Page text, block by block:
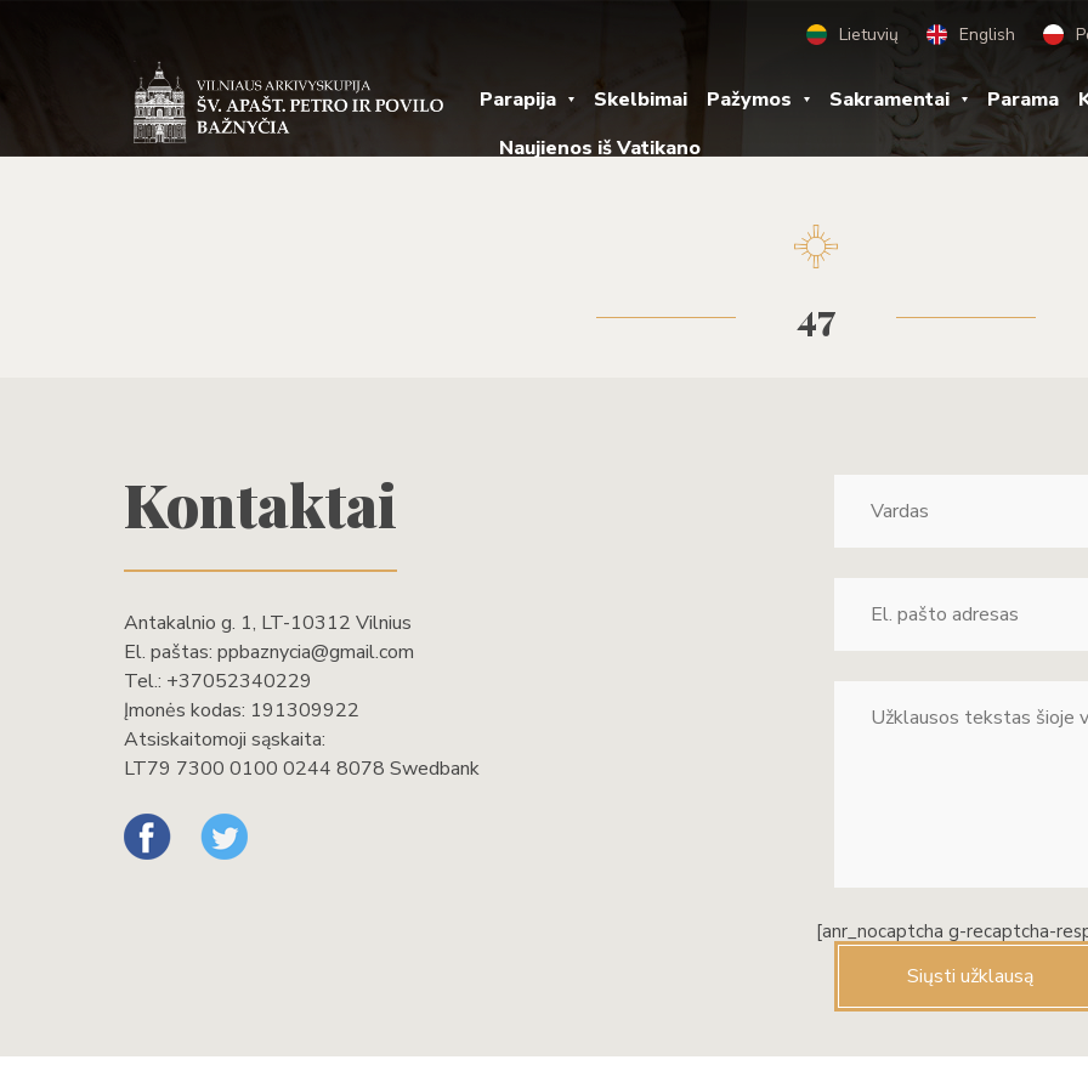
Lietuvių English
Parapija Skelbimai Pažymos Sakramentai Parama
Naujienos iš Vatikano
47
Kontaktai
Antakalnio g. 1, LT-10312 Vilnius
El. paštas: ppbaznycia@gmail.com
Tel.: +37052340229
Įmonės kodas: 191309922
Atsiskaitomoji sąskaita:
LT79 7300 0100 0244 8078 Swedbank
[anr_nocaptcha g-recaptcha-